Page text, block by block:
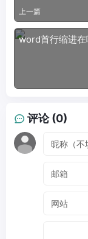
上一篇
word首行缩进
评论 (0)